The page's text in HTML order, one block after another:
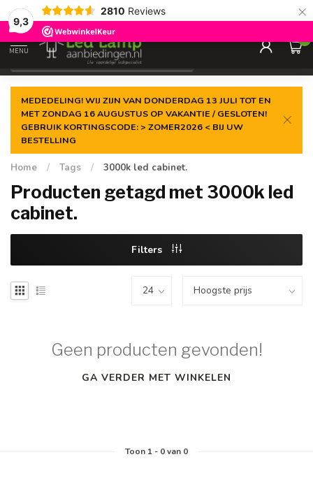
9,3
2810 Reviews ×
Gegarandeerde delaagste prijs
MENU
0
MEDEDELING! WIJ ZIJN VAN DONDERDAG 13 JULI TOT EN
MET ZONDAG 16 AUGUSTUS OP VAKANTIE / GESLOTEN!
GEBRUIK KORTINGSCODE: > ZOMER2026 < BIJ UW
BESTELLING
Home / Tags / 3000k led cabinet.
Producten getagd met 3000k led
cabinet.
Filters
Geen producten gevonden!
GA VERDER MET WINKELEN
Toon 1- 0van 0